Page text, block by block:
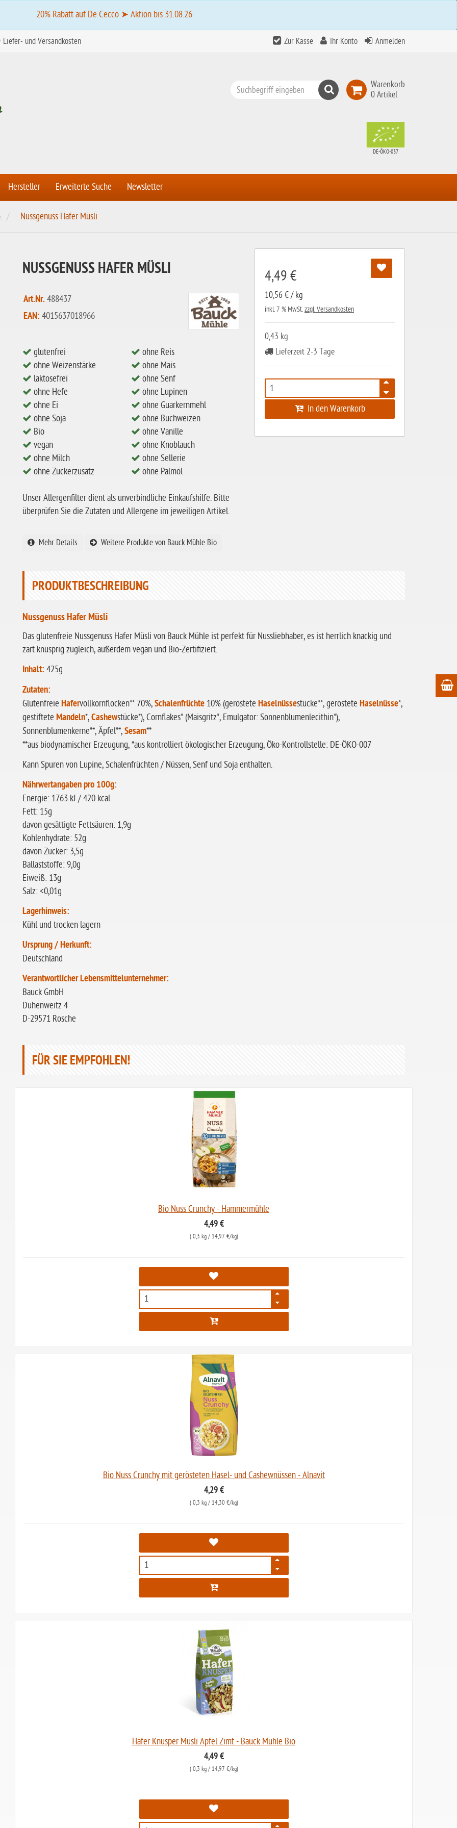
20% Rabatt auf De Cecco ➤ Aktion bis 31.08.26
Liefer- und Versandkosten Zur Kasse Ihr Konto Anmelden
Warenkorb
0 Artikel
Suchen
DE-ÖKO-037
Hersteller Erweiterte Suche Newsletter
Nussgenuss Hafer Müsli
4,49 €
10,56 € / kg
inkl. 7 % MwSt.zzgl. Versandkosten
0,43 kg
Lieferzeit 2-3 Tage
In den Warenkorb
NUSSGENUSS HAFER MÜSLI
Art.Nr.488437
EAN: 4015637018966
glutenfrei
ohne Weizenstärke
laktosefrei
ohne Hefe
ohne Ei
ohne Soja
Bio
vegan
ohne Milch
ohne Zuckerzusatz
ohne Reis
ohne Mais
ohne Senf
ohne Lupinen
ohne Guarkernmehl
ohne Buchweizen
ohne Vanille
ohne Knoblauch
ohne Sellerie
ohne Palmöl
Unser Allergenfilter dient als unverbindliche Einkaufshilfe. Bitte
überprüfen Sie die Zutaten und Allergene im jeweiligen Artikel.
Mehr Details Weitere Produkte von Bauck Mühle Bio
PRODUKTBESCHREIBUNG
Nussgenuss Hafer Müsli
Das glutenfreie Nussgenuss Hafer Müsli von Bauck Mühle ist perfekt für Nussliebhaber, es ist herrlich knackig und
zart knusprig zugleich, außerdem vegan und Bio-Zertifiziert.
Inhalt: 425g
Zutaten:
Glutenfreie Hafervollkornflocken** 70%,Schalenfrüchte 10% (geröstete Haselnüssestücke**, geröstete Haselnüsse*,
gestiftete Mandeln*,Cashewstücke*), Cornflakes* (Maisgritz*, Emulgator: Sonnenblumenlecithin*),
Sonnenblumenkerne**, Äpfel**,Sesam**
**aus biodynamischer Erzeugung, *aus kontrolliert ökologischer Erzeugung, Öko-Kontrollstelle: DE-ÖKO-007
Kann Spuren von Lupine, Schalenfrüchten / Nüssen, Senf und Soja enthalten.
Nährwertangaben pro 100g:
Energie: 1763 kJ / 420 kcal
Fett: 15g
davon gesättigte Fettsäuren: 1,9g
Kohlenhydrate: 52g
davon Zucker: 3,5g
Ballaststoffe: 9,0g
Eiweiß: 13g
Salz: <0,01g
Lagerhinweis:
Kühl und trocken lagern
Ursprung / Herkunft:
Deutschland
Verantwortlicher Lebensmittelunternehmer:
Bauck GmbH
Duhenweitz 4
D-29571 Rosche
FÜR SIE EMPFOHLEN!
Bio Nuss Crunchy - Hammermühle
4,49 €
( 0,3 kg/ 14,97 €/kg)
5302
Bio Nuss Crunchy mit gerösteten Hasel- und Cashewnüssen - Alnavit
4,29 €
( 0,3 kg/ 14,30 €/kg)
5470
Hafer Knusper Müsli Apfel Zimt - Bauck Mühle Bio
4,49 €
( 0,3 kg/ 14,97 €/kg)